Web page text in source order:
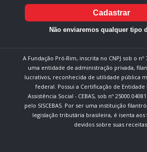
Cadastrar
Não enviaremos qualquer tipo
A Fundação Pró-Rim, inscrita no CNPJ sob o nº
uma entidade de administração privada,
lucrativos, reconhecida de utilidade pública
federal. Possui a Certificação de
Assistência Social - CEBAS, sob nº
pelo SISCEBAS. Por ser uma instituição
legislação tributária brasileira, é isenta
devidos sobre suas